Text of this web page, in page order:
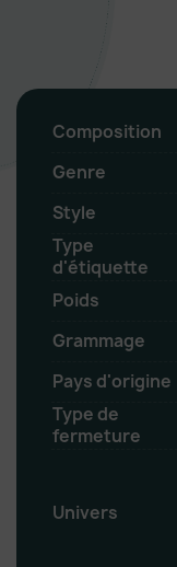
Composition
Genre
Style
Type
d'étiquette
Poids
Grammage
Pays d'origine
Type de
fermeture
Univers